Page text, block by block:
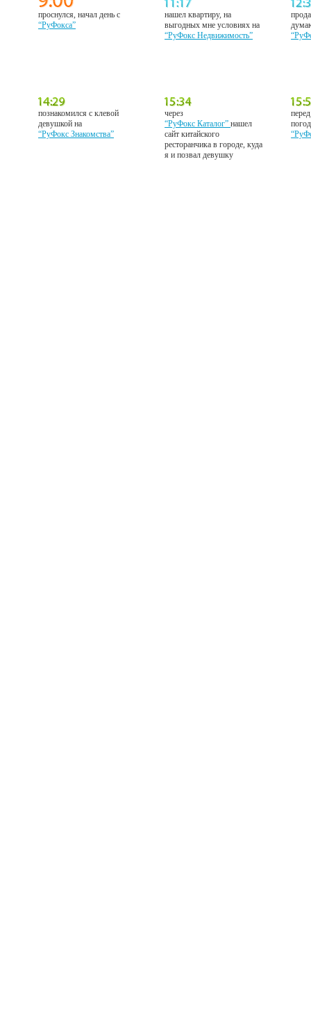
проснулся, начал день с
“РуФокса”
нашел квартиру, на
выгодных мне условиях на
“РуФокс Недвижимость”
познакомился с клевой
девушкой на
“РуФокс Знакомства”
через
“РуФокс Каталог”нашел
сайт китайского
ресторанчика в городе, куда
я и позвал девушку